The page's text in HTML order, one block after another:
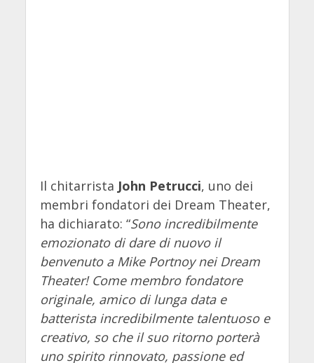
Il chitarrista John Petrucci, uno dei
membri fondatori dei Dream Theater,
ha dichiarato: “Sono incredibilmente
emozionato di dare di nuovo il
benvenuto a Mike Portnoy nei Dream
Theater! Come membro fondatore
originale, amico di lunga data e
batterista incredibilmente talentuoso e
creativo, so che il suo ritorno porterà
uno spirito rinnovato, passione ed